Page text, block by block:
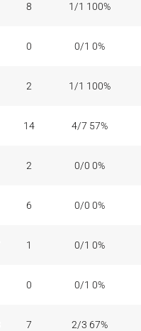
8 1/1 100%
0 0/1 0%
2 1/1 100%
14 4/7 57%
2 0/0 0%
6 0/0 0%
1 0/1 0%
0 0/1 0%
7 2/3 67%